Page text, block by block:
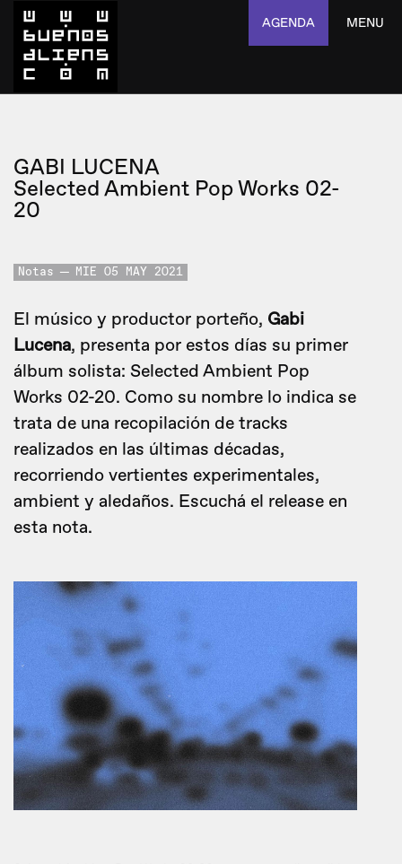
AGENDA MENU
GABI LUCENA
Selected Ambient Pop Works 02-
20
Notas MIE 05 MAY 2021
El músico y productor porteño, Gabi
Lucena, presenta por estos días su primer
álbum solista: Selected Ambient Pop
Works 02-20. Como su nombre lo indica se
trata de una recopilación de tracks
realizados en las últimas décadas,
recorriendo vertientes experimentales,
ambient y aledaños. Escuchá el release en
esta nota.